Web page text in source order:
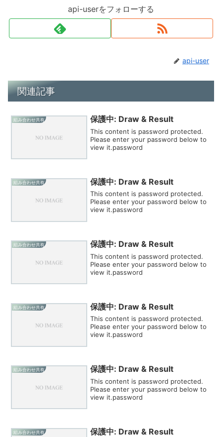
api-userをフォローする
api-user
関連記事
組み合わせ共有 保護中: Draw & Result
This content is password protected.
Please enter your password below to
view it.password
組み合わせ共有 保護中: Draw & Result
This content is password protected.
Please enter your password below to
view it.password
組み合わせ共有 保護中: Draw & Result
This content is password protected.
Please enter your password below to
view it.password
組み合わせ共有 保護中: Draw & Result
This content is password protected.
Please enter your password below to
view it.password
組み合わせ共有 保護中: Draw & Result
This content is password protected.
Please enter your password below to
view it.password
組み合わせ共有 保護中: Draw & Result